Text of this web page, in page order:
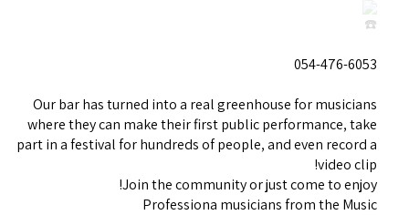
054-476-6053
Our bar has turned into a real greenhouse for musicians
where they can make their first public performance, take
part in a festival for hundreds of people, and even record a
video clip!
Join the community or just come to enjoy!
Professiona musicians from the Music